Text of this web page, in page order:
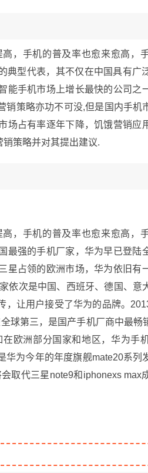
，手机的普及率也愈来愈高，
典型代表，其不仅在中国具有广
能手机市场上增长最快的公司之
策略亦功不可没,但是国内手机
场占有率逐年下降，饥饿营销应
策略并对其提出建议.
，手机的普及率也愈来愈高，
最强的手机厂家，华为早已登陆
星占领的欧洲市场，华为依旧有
依次是中国、西班牙、德国、意
让用户接受了华为的品牌。
球第三，是国产手机厂商中最畅
欧洲部分国家和地区，华为手
为今年的年度旗舰mate20系列
取代三星note9和iphonexs max